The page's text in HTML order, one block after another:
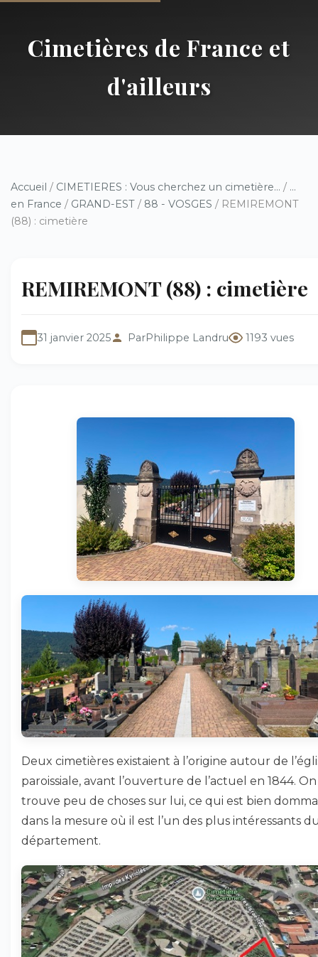
Cimetières de France et
d'ailleurs
Accueil / CIMETIERES : Vous cherchez un cimetière... / ...
en France / GRAND-EST / 88 - VOSGES / REMIREMONT
(88) : cimetière
REMIREMONT (88) : cimetière
31 janvier 2025 ParPhilippe Landru 1193 vues
Deux cimetières existaient à l’origine autour de
paroissiale, avant l’ouverture de l’actuel en 1844. On
trouve peu de choses sur lui, ce qui est bien
dans la mesure où il est l’un des plus intéressants
département.